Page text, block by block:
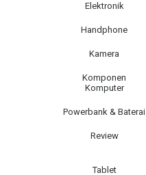
Elektronik
Handphone
Kamera
Komponen
Komputer
Powerbank & Baterai
Review
Tablet